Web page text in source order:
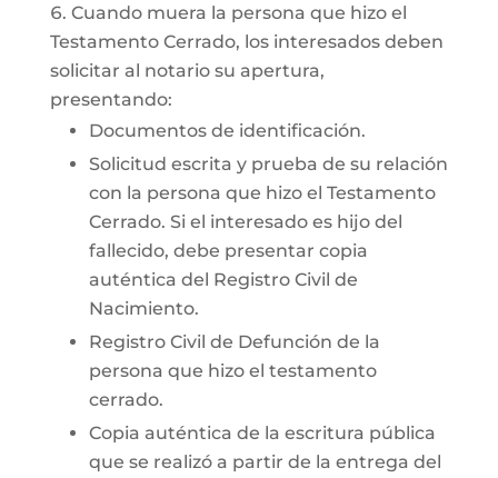
Cuando muera la persona que hizo el
Testamento Cerrado, los interesados deben
solicitar al notario su apertura,
presentando:
Documentos de identificación.
Solicitud escrita y prueba de su relación
con la persona que hizo el Testamento
Cerrado. Si el interesado es hijo del
fallecido, debe presentar copia
auténtica del Registro Civil de
Nacimiento.
Registro Civil de Defunción de la
persona que hizo el testamento
cerrado.
Copia auténtica de la escritura pública
que se realizó a partir de la entrega del